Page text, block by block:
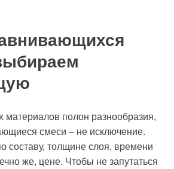
материалов полон разнообразия,
смеси – не исключение.
составу, толщине слоя, времени
же, цене. Чтобы не запутаться